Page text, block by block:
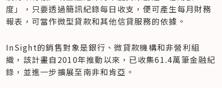
度」，只要透過簡訊紀錄每日收支，便可產生每月財務
報表，可當作微型貸款和其他信貸服務的依據。
InSight的銷售對象是銀行、微貸款機構和非營利組
織，該計畫自2010年推動以來，已收集61.4萬筆金融紀
錄，並進一步擴展至南非和肯亞。